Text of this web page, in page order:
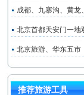
成都、九寨沟、黄龙
北京首都天安门一地
北京旅游、华东五市
推荐旅游工具